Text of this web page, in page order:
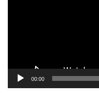
ดี
00:00